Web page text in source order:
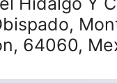
64060,